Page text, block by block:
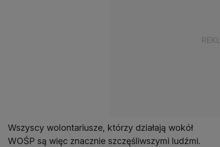
Wszyscy wolontariusze, którzy działają wokół
WOŚP są więc znacznie szczęśliwszymi ludźmi.